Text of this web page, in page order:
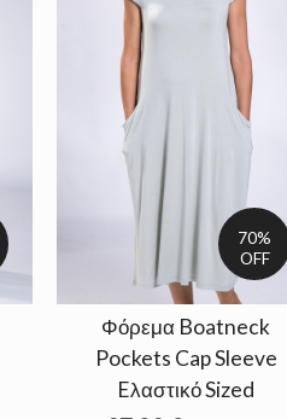
70%
OFF
Φόρεμα Boatneck
Pockets Cap Sleeve
Eλαστικό Sized